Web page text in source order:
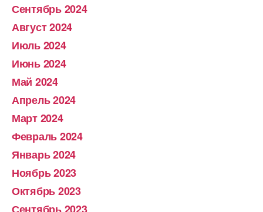
Сентябрь 2024
Август 2024
Июль 2024
Июнь 2024
Май 2024
Апрель 2024
Март 2024
Февраль 2024
Январь 2024
Ноябрь 2023
Октябрь 2023
Сентябрь 2023